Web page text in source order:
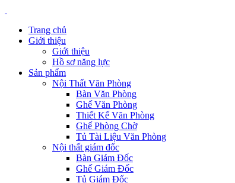
Trang chủ
Giới thiệu
Giới thiệu
Hồ sơ năng lực
Sản phẩm
Nội Thất Văn Phòng
Bàn Văn Phòng
Ghế Văn Phòng
Thiết Kế Văn Phòng
Ghế Phòng Chờ
Tủ Tài Liệu Văn Phòng
Nội thất giám đốc
Bàn Giám Đốc
Ghế Giám Đốc
Tủ Giám Đốc